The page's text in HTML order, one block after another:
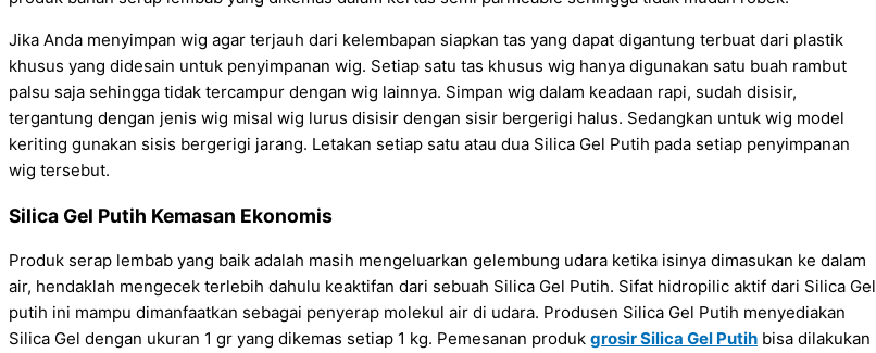
Jika Anda menyimpan wig agar terjauh dari kelembapan siapkan tas yang dapat digantung terbuat dari plastik
khusus yang didesain untuk penyimpanan wig. Setiap satu tas khusus wig hanya digunakan satu buah rambut
palsu saja sehingga tidak tercampur dengan wig lainnya. Simpan wig dalam keadaan rapi, sudah disisir,
tergantung dengan jenis wig misal wig lurus disisir dengan sisir bergerigi halus. Sedangkan untuk wig model
keriting gunakan sisis bergerigi jarang. Letakan setiap satu atau dua Silica Gel Putih pada setiap penyimpanan
wig tersebut.
Silica Gel Putih Kemasan Ekonomis
Produk serap lembab yang baik adalah masih mengeluarkan gelembung udara ketika isinya dimasukan ke dalam
air, hendaklah mengecek terlebih dahulu keaktifan dari sebuah Silica Gel Putih. Sifat hidropilic aktif dari Silica Gel
putih ini mampu dimanfaatkan sebagai penyerap molekul air di udara. Produsen Silica Gel Putih menyediakan
Silica Gel dengan ukuran 1 gr yang dikemas setiap 1 kg. Pemesanan produk grosirSilica Gel Putih bisa dilakukan